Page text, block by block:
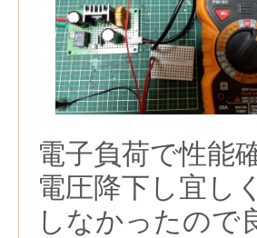
電子負荷で性能
電圧降下し宜し
しなかったので